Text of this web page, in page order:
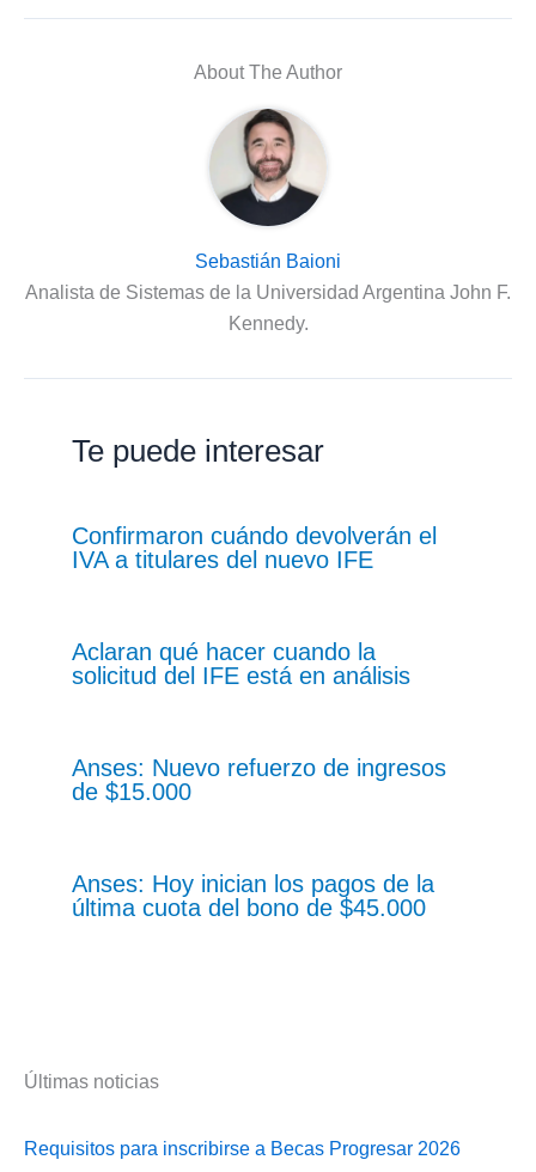
About The Author
Sebastián Baioni
Analista de Sistemas de la Universidad Argentina John F.
Kennedy.
Te puede interesar
Confirmaron cuándo devolverán el
IVA a titulares del nuevo IFE
Aclaran qué hacer cuando la
solicitud del IFE está en análisis
Anses: Nuevo refuerzo de ingresos
de $15.000
Anses: Hoy inician los pagos de la
última cuota del bono de $45.000
Últimas noticias
Requisitos para inscribirse a Becas Progresar 2026